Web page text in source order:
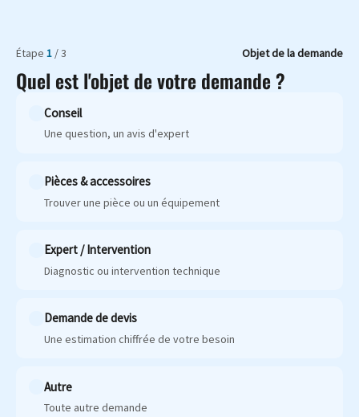
Étape 1 / 3 Objet de la demande
Quel est l'objet de votre demande ?
Conseil
Une question, un avis d'expert
Pièces & accessoires
Trouver une pièce ou un équipement
Expert / Intervention
Diagnostic ou intervention technique
Demande de devis
Une estimation chiffrée de votre besoin
Autre
Toute autre demande